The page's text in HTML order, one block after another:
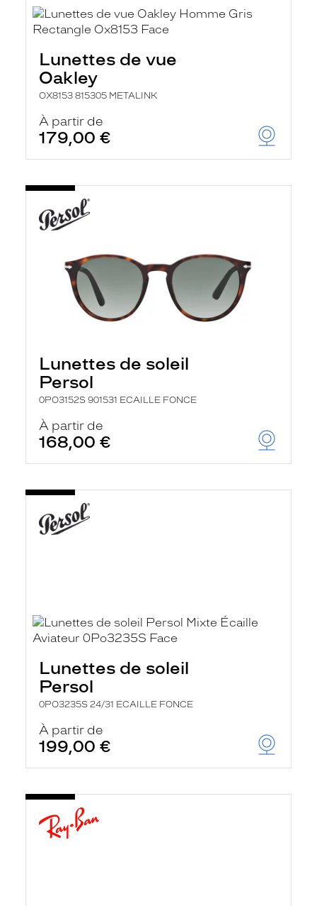
Lunettes de vue
Oakley
OX8153 815305 METALINK
À partir de
179,00 €
Lunettes de soleil
Persol
0PO3152S 901531 ECAILLE FONCE
À partir de
168,00 €
Lunettes de soleil
Persol
0PO3235S 24/31 ECAILLE FONCE
À partir de
199,00 €